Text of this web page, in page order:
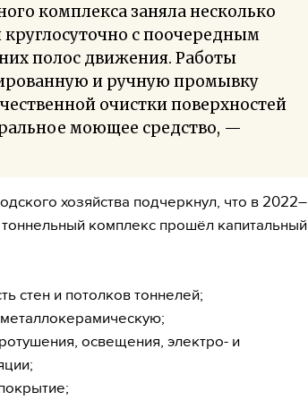
комплекса заняла несколько
с поочередным
полос движения. Работы
и ручную промывку
очистки поверхностей
моющее средство, —
хозяйства подчеркнул, что в 2022–
комплекс прошёл капитальный
стен и потолков тоннелей;
освещения, электро- и